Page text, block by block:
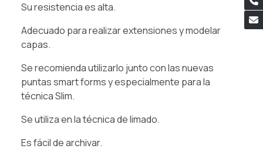
Su resistencia es alta.
Adecuado para realizar extensiones y modelar
capas.
Se recomienda utilizarlo junto con las nuevas
puntas smart forms y especialmente para la
técnica Slim.
Se utiliza en la técnica de limado.
Es fácil de archivar.